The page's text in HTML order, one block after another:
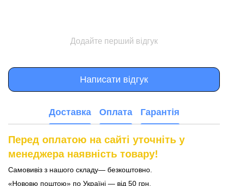
Додайте перший відгук
Написати відгук
Доставка Оплата Гарантія
Перед оплатою на сайті уточніть у
менеджера наявність товару!
Самовивіз з нашого складу— безкоштовно.
«Нововю поштою» по Україні — від 50 грн.